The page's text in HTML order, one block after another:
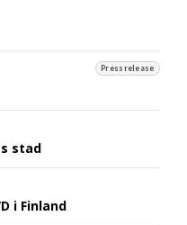
Pressrelease
stad
i Finland